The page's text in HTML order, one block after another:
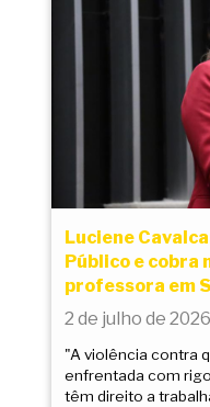
Luciene
Público e cobra
professora em
2 de julho de 2026
"A violência contra
enfrentada com
têm direito a